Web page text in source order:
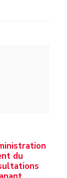
du